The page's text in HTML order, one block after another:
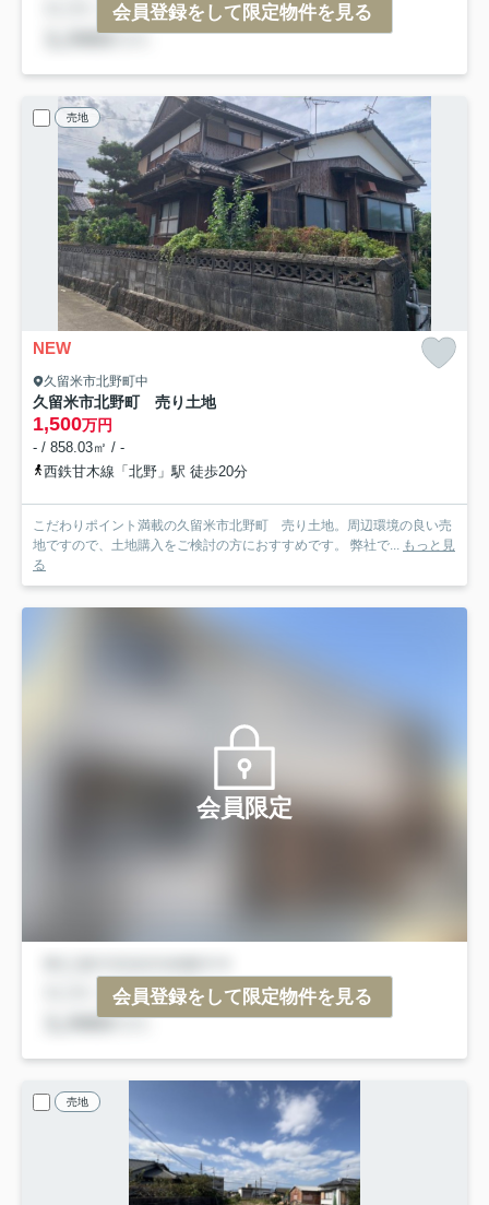
会員登録をして限定物件を見る
売地
NEW
久留米市北野町中
久留米市北野町 売り土地
1,500万円
- / 858.03㎡ / -
西鉄甘木線「北野」駅 徒歩20分
こだわりポイント満載の久留米市北野町 売り土地。周辺環境の良い売
地ですので、土地購入をご検討の方におすすめです。 弊社で... もっと見
る
会員限定
会員登録をして限定物件を見る
売地